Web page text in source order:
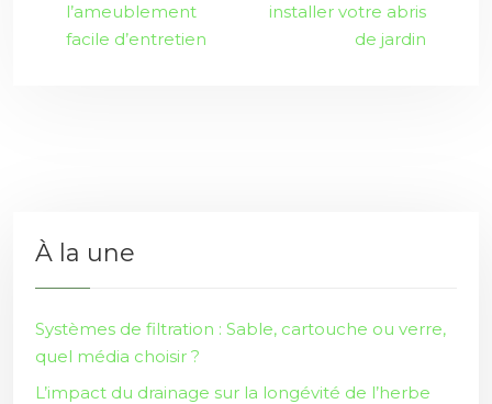
l’ameublement
facile d’entretien
installer votre abris
de jardin
À la une
Systèmes de filtration : Sable, cartouche ou verre,
quel média choisir ?
L’impact du drainage sur la longévité de l’herbe